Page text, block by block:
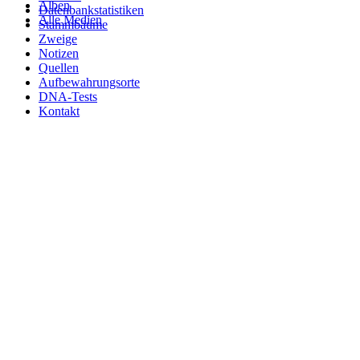
Alben
Alle Medien
Datenbankstatistiken
Stammbäume
Zweige
Notizen
Quellen
Aufbewahrungsorte
DNA-Tests
Kontakt